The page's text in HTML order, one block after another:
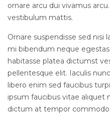
ornare arcu dui vivamus
vestibulum mattis.
Ornare suspendisse sed nisi
mi bibendum neque
habitasse platea dictumst
pellentesque elit. Iaculis
libero enim sed faucibus
ipsum faucibus vitae aliquet
dictum at tempor